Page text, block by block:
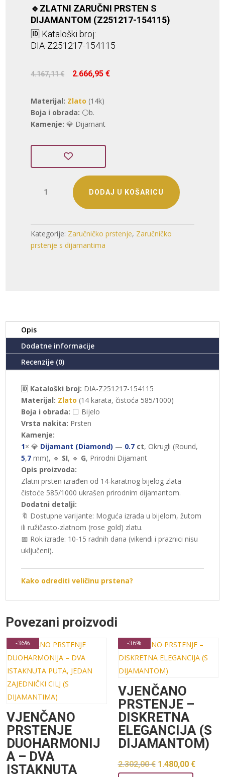
🔹ZLATNI ZARUČNI PRSTEN S
DIJAMANTOM (Z251217-154115)
🆔 Kataloški broj:
DIA-Z251217-154115
4.167,11€ Izvorna
cijena
bila
je:
4.167,11 €.
2.666,95€
Materijal: Zlato (14k)
Boja i obrada: ⚪b.
Kamenje: 💎 Dijamant
ZARUČNI
DIJAMANTOM
(Z251217-
DODAJ U KOŠARICU
Kategorije: Zaručničko prstenje, Zaručničko
prstenje s dijamantima
Opis
Dodatne informacije
Recenzije (0)
🆔 Kataloški broj: DIA-Z251217-154115
Materijal: Zlato (14 karata, čistoća 585/1000)
Boja i obrada: ⬜ Bijelo
Vrsta nakita: Prsten
Kamenje:
1× 💎 Dijamant (Diamond) — 0.7 ct, Okrugli (Round,
5,7 mm), 🔹 SI, 🔹 G, Prirodni Dijamant
Opis proizvoda:
Zlatni prsten izrađen od 14-karatnog bijelog zlata
čistoće 585/1000 ukrašen prirodnim dijamantom.
Dodatni detalji:
🔖 Dostupne varijante: Moguća izrada u bijelom, žutom
ili ružičasto-zlatnom (rose gold) zlatu.
📅 Rok izrade: 10-15 radnih dana (vikendi i praznici nisu
uključeni).
Kako odrediti veličinu prstena?
Povezani proizvodi
-36%
VJENČANO
PRSTENJE
DUOHARMONIJ
A – DVA
ISTAKNUTA
-36%
VJENČANO
PRSTENJE –
DISKRETNA
ELEGANCIJA (S
DIJAMANTOM)
2.302,00€ Izvorna
1.480,00 €